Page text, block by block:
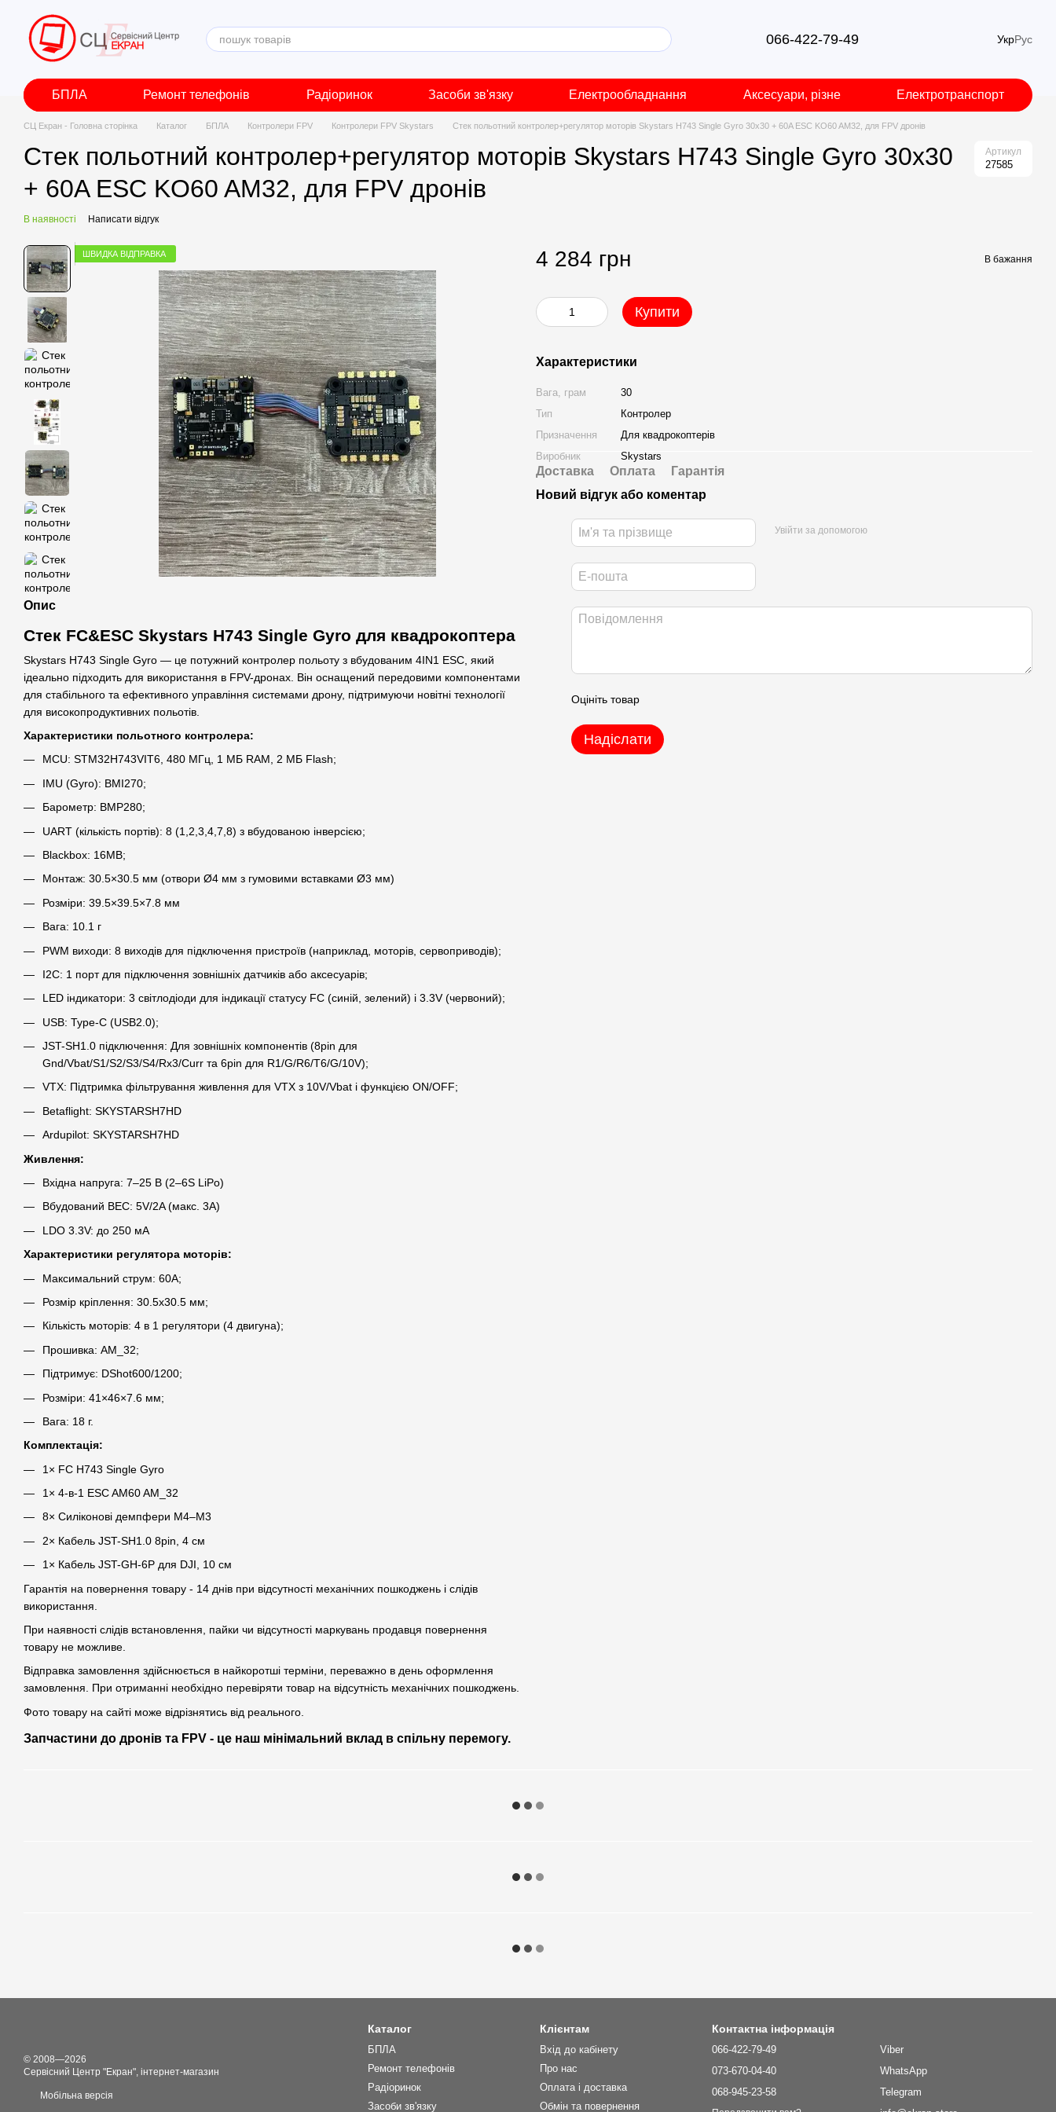
Перейти до основного контенту
066-422-79-49 УкрРус
БПЛА Ремонт телефонів Радіоринок Засоби зв'язку Електрообладнання Аксесуари, різне Електротранспорт
СЦ Екран - Головна сторінка Каталог БПЛА Контролери FPV Контролери FPV Skystars Стек польотний контролер+регулятор моторів Skystars H743 Single Gyro 30x30 + 60A ESC KO60 AM32, для FPV дронів
Стек польотний контролер+регулятор моторів Skystars H743 Single Gyro 30x30
+ 60A ESC KO60 AM32, для FPV дронів
Артикул
27585
В наявності Написати відгук
ШВИДКА ВІДПРАВКА
Опис
Стек FC&ESC Skystars H743 Single Gyro для квадрокоптера
Skystars H743 Single Gyro — це потужний контролер польоту з вбудованим 4IN1 ESC, який
ідеально підходить для використання в FPV-дронах. Він оснащений передовими компонентами
для стабільного та ефективного управління системами дрону, підтримуючи новітні технології
для високопродуктивних польотів.
Характеристики польотного контролера:
MCU: STM32H743VIT6, 480 МГц, 1 МБ RAM, 2 МБ Flash;
IMU (Gyro): BMI270;
Барометр: BMP280;
UART (кількість портів): 8 (1,2,3,4,7,8) з вбудованою інверсією;
Blackbox: 16MB;
Монтаж: 30.5×30.5 мм (отвори Ø4 мм з гумовими вставками Ø3 мм)
Розміри: 39.5×39.5×7.8 мм
Вага: 10.1 г
PWM виходи: 8 виходів для підключення пристроїв (наприклад, моторів, сервоприводів);
I2C: 1 порт для підключення зовнішніх датчиків або аксесуарів;
LED індикатори: 3 світлодіоди для індикації статусу FC (синій, зелений) і 3.3V (червоний);
USB: Type-C (USB2.0);
JST-SH1.0 підключення: Для зовнішніх компонентів (8pin для
Gnd/Vbat/S1/S2/S3/S4/Rx3/Curr та 6pin для R1/G/R6/T6/G/10V);
VTX: Підтримка фільтрування живлення для VTX з 10V/Vbat і функцією ON/OFF;
Betaflight: SKYSTARSH7HD
Ardupilot: SKYSTARSH7HD
Живлення:
Вхідна напруга: 7–25 В (2–6S LiPo)
Вбудований BEC: 5V/2A (макс. 3A)
LDO 3.3V: до 250 мА
Характеристики регулятора моторів:
Максимальний струм: 60А;
Розмір кріплення: 30.5х30.5 мм;
Кількість моторів: 4 в 1 регулятори (4 двигуна);
Прошивка: AM_32;
Підтримує: DShot600/1200;
Розміри: 41×46×7.6 мм;
Вага: 18 г.
Комплектація:
1× FC H743 Single Gyro
1× 4-в-1 ESC AM60 AM_32
8× Силіконові демпфери M4–M3
2× Кабель JST-SH1.0 8pin, 4 см
1× Кабель JST-GH-6P для DJI, 10 см
Гарантія на повернення товару - 14 днів при відсутності механічних пошкоджень і слідів
використання.
При наявності слідів встановлення, пайки чи відсутності маркувань продавця повернення
товару не можливе.
Відправка замовлення здійснюється в найкоротші терміни, переважно в день оформлення
замовлення. При отриманні необхідно перевіряти товар на відсутність механічних пошкоджень.
Фото товару на сайті може відрізнятись від реального.
Запчастини до дронів та FPV - це наш мінімальний вклад в спільну перемогу.
4 284 грн В бажання
Купити
Характеристики
Вага, грам
30
Тип
Контролер
Призначення
Для квадрокоптерів
Виробник
Skystars
Доставка Оплата
Гарантія
Новий відгук або коментар
Увійти за допомогою
Оцініть товар
Надіслати
© 2008—2026
Сервісний Центр "Екран", інтернет-магазин
Мобільна версія
Каталог
БПЛА
Ремонт телефонів
Радіоринок
Засоби зв'язку
Клієнтам
Вхід до кабінету
Про нас
Оплата і доставка
Обмін та повернення
Контактна інформація
066-422-79-49
073-670-04-40
068-945-23-58
Viber
WhatsApp
Telegram